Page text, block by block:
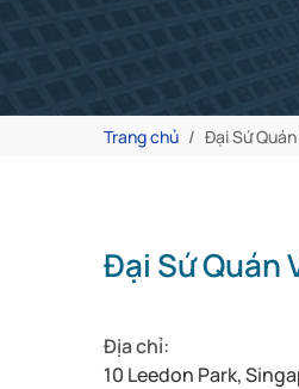
Trang chủ Đại Sứ
Đại Sứ Quán
Địa chỉ:
10 Leedon Park,